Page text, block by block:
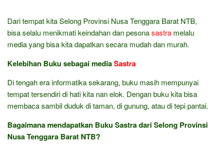
Dari tempat kita Selong Provinsi Nusa Tenggara Barat NTB,
bisa selalu menikmati keindahan dan pesonasastra melalu
media yang bisa kita dapatkan secara mudah dan murah.
Kelebihan Buku sebagai mediaSastra
Di tengah era informatika sekarang, buku masih mempunyai
tempat tersendiri di hati kita nan elok. Dengan buku kita bisa
membaca sambil duduk di taman, di gunung, atau di tepi pantai.
Bagaimana mendapatkan Buku Sastra dari Selong Provinsi
Nusa Tenggara Barat NTB?